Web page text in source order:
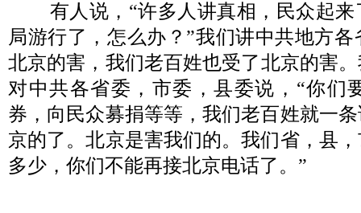
有人说， “许多人讲真相，民众起
局游行了，怎么办？ ”我们讲中共地方
北京的害，我们老百姓也受了北京的害
对中共各省委，市委，县委说， “你们
券，向民众募捐等等，我们老百姓就一
京的了。北京是害我们的。我们省，县
多少，你们不能再接北京电话了。